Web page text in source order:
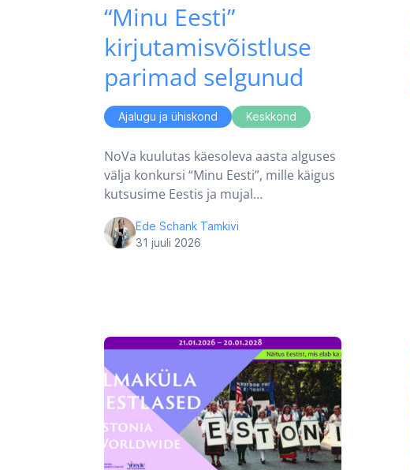
“Minu Eesti”
kirjutamisvõistluse
parimad selgunud
Ajalugu ja ühiskond Keskkond
NoVa kuulutas käesoleva aasta alguses
välja konkursi “Minu Eesti”, mille käigus
kutsusime Eestis ja mujal…
Ede Schank Tamkivi
31 juuli 2026